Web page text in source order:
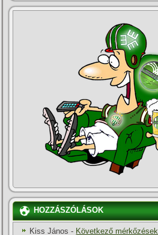
HOZZÁSZÓLÁSOK
Kiss János - Következő mérkőzések